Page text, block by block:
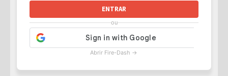
ENTRAR
ou
Abrir Fire-Dash →